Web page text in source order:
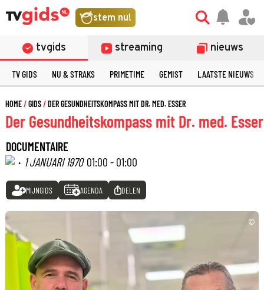
stem nu!
tvgids streaming nieuws
TV GIDS NU & STRAKS PRIMETIME GEMIST LAATSTE NIEUWS
HOME GIDS DER GESUNDHEITSKOMPASS MIT DR. MED. ESSER
Der Gesundheitskompass mit Dr. med. Esser
DOCUMENTAIRE
· 1 JANUARI 1970 01:00 - 01:00
MIJNGIDS AGENDA DELEN
©